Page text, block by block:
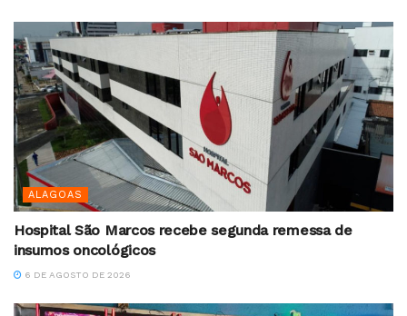
ALAGOAS
Hospital São Marcos recebe segunda remessa de
insumos oncológicos
6 DE AGOSTO DE 2026